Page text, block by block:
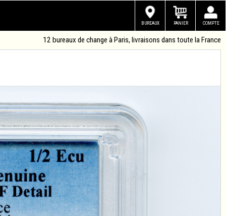
COMPTE
PANIER
BUREAUX
12 bureaux de change à Paris, livraisons dans toute la France